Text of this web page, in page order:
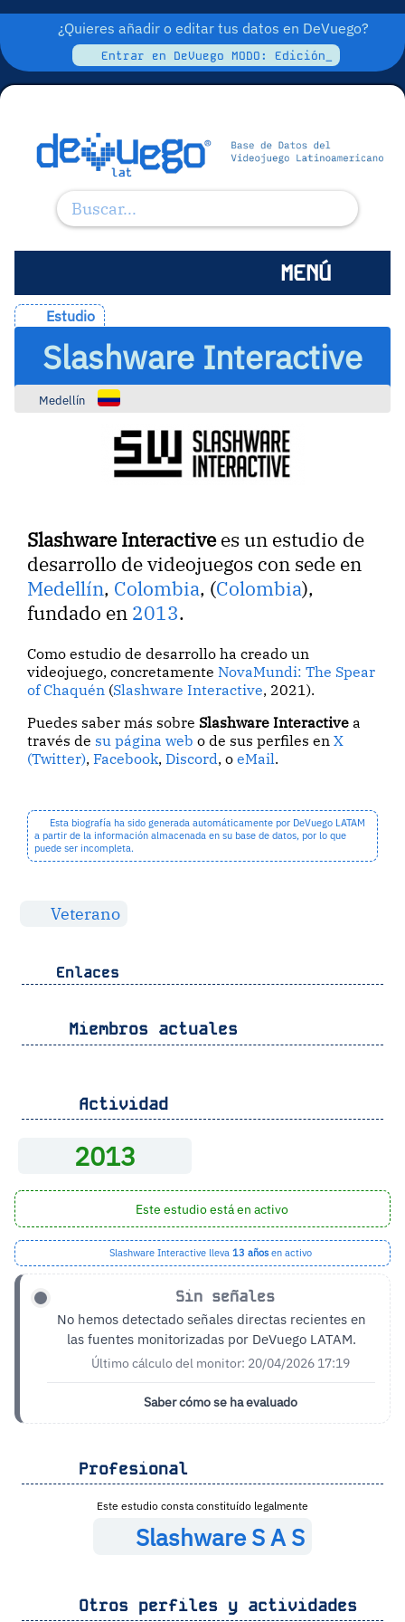
¿Quieres añadir o editar tus datos en DeVuego?
Entrar en DeVuego MODO: Edición_
MENÚ
Estudio
Slashware Interactive
Medellín
Slashware Interactivees un estudio de
desarrollo de videojuegos con sede en
Medellín, Colombia, (Colombia),
fundado en 2013.
Como estudio de desarrollo ha creado un
videojuego, concretamenteNovaMundi: The Spear
of Chaquén (Slashware Interactive, 2021).
Puedes saber más sobre Slashware Interactive a
través de su página web o de sus perfiles enX
(Twitter),Facebook,Discord, oeMail.
Esta biografía ha sido generada automáticamente por DeVuego LATAM
a partir de la información almacenada en su base de datos, por lo que
puede ser incompleta.
Veterano
Enlaces
Miembros actuales
Actividad
2013
Este estudio está en activo
Slashware Interactive lleva 13 añosen activo
Sin señales
No hemos detectado señales directas recientes en
las fuentes monitorizadas por DeVuego LATAM.
Último cálculo del monitor: 20/04/2026 17:19
Saber cómo se ha evaluado
Profesional
Este estudio consta constituído legalmente
Slashware S A S
Otros perfiles y actividades